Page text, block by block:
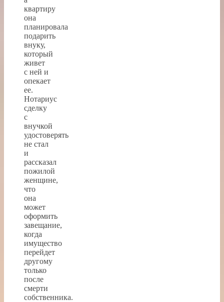
квартиру
она
планировала
подарить
внуку,
который
живет
с ней и
опекает
ее.
Нотариус
сделку
с
внучкой
удостоверять
не стал
и
рассказал
пожилой
женщине,
что
она
может
оформить
завещание,
когда
имущество
перейдет
другому
только
после
смерти
собственника.